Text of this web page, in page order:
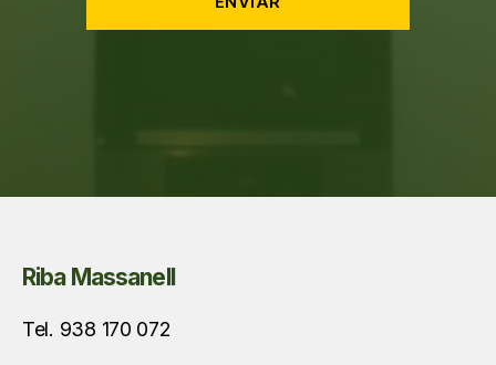
Riba Massanell
Tel. 938 170 072